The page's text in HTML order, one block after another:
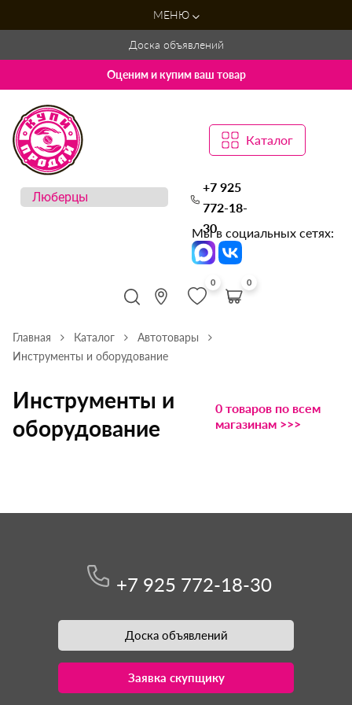
МЕНЮ
Доска объявлений
Оценим и купим ваш товар
Каталог
+7 925
772-18-
30
Мы в социальных сетях:
0 0
Главная Каталог
Автотовары
Инструменты и оборудование
Инструменты и
оборудование
0 товаров по всем
магазинам >>>
+7 925 772-18-30
Доска объявлений
Заявка скупщику